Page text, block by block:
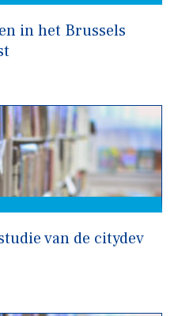
in het Brussels
van de citydev